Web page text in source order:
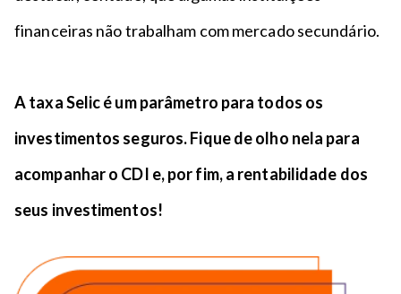
financeiras não trabalham com mercado secundário.
A taxa Selic é um parâmetro para todos os
investimentos seguros. Fique de olho nela para
acompanhar o CDI e, por fim, a rentabilidade dos
seus investimentos!